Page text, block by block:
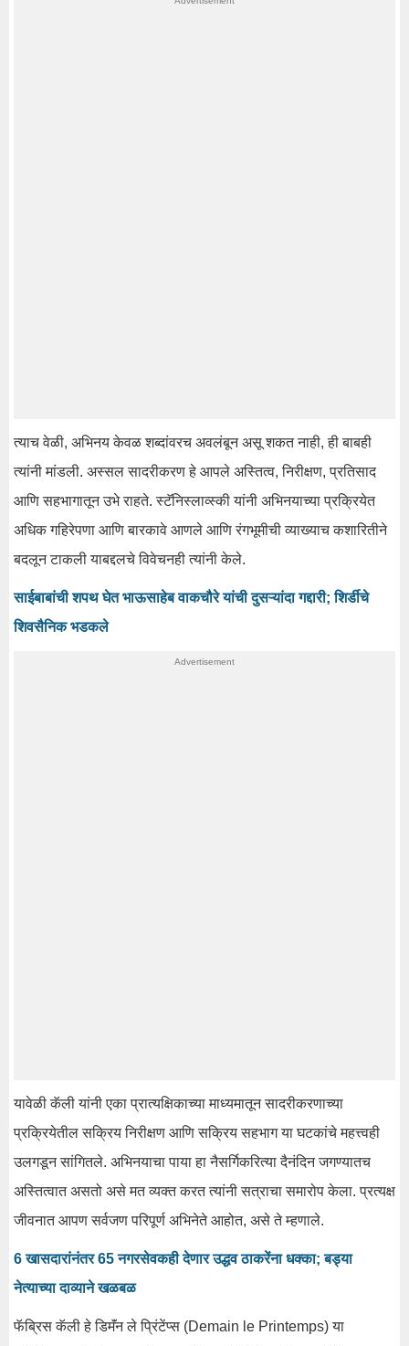
त्याच वेळी, अभिनय केवळ शब्दांवरच अवलंबून असू शकत नाही, ही बाबही
त्यांनी मांडली. अस्सल सादरीकरण हे आपले अस्तित्व, निरीक्षण, प्रतिसाद
आणि सहभागातून उभे राहते. स्टॅनिस्लाव्स्की यांनी अभिनयाच्या प्रक्रियेत
अधिक गहिरेपणा आणि बारकावे आणले आणि रंगभूमीची व्याख्याच कशारितीने
बदलून टाकली याबद्दलचे विवेचनही त्यांनी केले.
साईबाबांची शपथ घेत भाऊसाहेब वाकचौरे यांची दुसऱ्यांदा गद्दारी; शिर्डीचे
शिवसैनिक भडकले
यावेळी कॅली यांनी एका प्रात्यक्षिकाच्या माध्यमातून सादरीकरणाच्या
प्रक्रियेतील सक्रिय निरीक्षण आणि सक्रिय सहभाग या घटकांचे महत्त्वही
उलगडून सांगितले. अभिनयाचा पाया हा नैसर्गिकरित्या दैनंदिन जगण्यातच
अस्तित्वात असतो असे मत व्यक्त करत त्यांनी सत्राचा समारोप केला. प्रत्यक्ष
जीवनात आपण सर्वजण परिपूर्ण अभिनेते आहोत, असे ते म्हणाले.
6 खासदारांनंतर 65 नगरसेवकही देणार उद्धव ठाकरेंना धक्का; बड्या
नेत्याच्या दाव्याने खळबळ
फॅब्रिस कॅली हे डिमॅंन ले प्रिंटेंप्स (Demain le Printemps) या